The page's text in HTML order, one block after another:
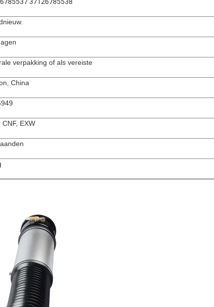
verpakking of als vereiste
China
CNF, EXW